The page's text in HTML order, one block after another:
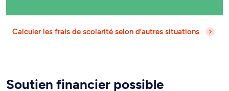
Calculer les frais de scolarité selon d’autres situations
Soutien financier possible